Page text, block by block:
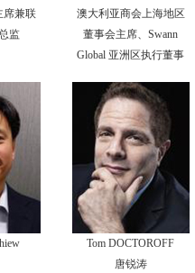
席兼联
监
澳大利亚商会上海地区
董事会主席、Swann
Global 亚洲区执行董事
Tom DOCTOROFF
唐锐涛